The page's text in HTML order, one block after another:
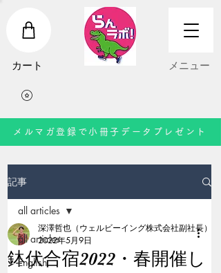
​カート ​メニュー
メルマガ登録で小冊子データプレゼント
記事
all articles
English
all articles
鉢伏合宿2022・春開催し
深澤哲也（ウェルビーイング株式会社副社長）
2022年5月9日